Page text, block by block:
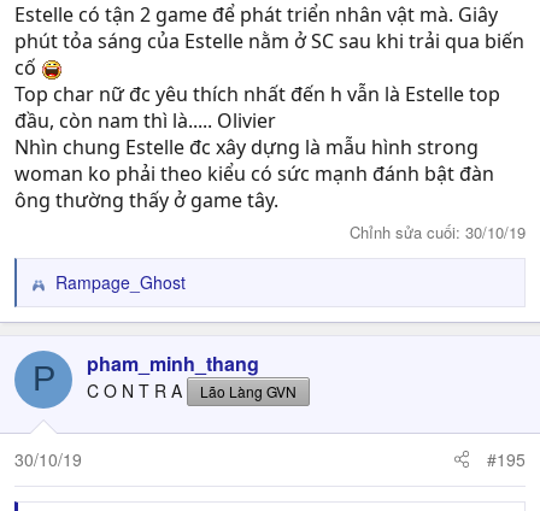
Estelle có tận 2 game để phát triển nhân vật mà. Giây
phút tỏa sáng của Estelle nằm ở SC sau khi trải qua biến
cố
Top char nữ đc yêu thích nhất đến h vẫn là Estelle top
đầu, còn nam thì là..... Olivier
Nhìn chung Estelle đc xây dựng là mẫu hình strong
woman ko phải theo kiểu có sức mạnh đánh bật đàn
ông thường thấy ở game tây.
Chỉnh sửa cuối: 30/10/19
R
e
c
i
o
n
s
:
Rampage_Ghost
P pham_minh_thang
C O N T R A Lão Làng GVN
30/10/19 #195